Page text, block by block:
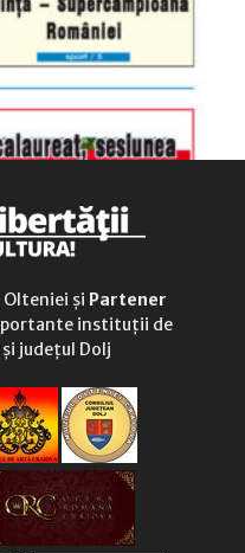
și Partener
instituții de
județul Dolj